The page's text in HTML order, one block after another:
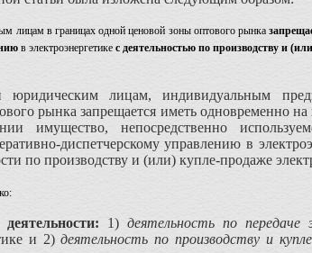
лицам в границах одной ценовой зоны оптового рынка
в электроэнергетике с деятельностью по производству и
юридическим лицам, индивидуальным
рынка запрещается иметь одновременно на
имущество, непосредственно
диспетчерскому управлению в
по производству и (или) купле-продаже
1)деятельность по передаче
и 2)деятельность по производству и